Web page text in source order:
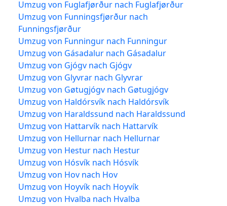
Umzug von Fuglafjørður nach Fuglafjørður
Umzug von Funningsfjørður nach
Funningsfjørður
Umzug von Funningur nach Funningur
Umzug von Gásadalur nach Gásadalur
Umzug von Gjógv nach Gjógv
Umzug von Glyvrar nach Glyvrar
Umzug von Gøtugjógv nach Gøtugjógv
Umzug von Haldórsvík nach Haldórsvík
Umzug von Haraldssund nach Haraldssund
Umzug von Hattarvík nach Hattarvík
Umzug von Hellurnar nach Hellurnar
Umzug von Hestur nach Hestur
Umzug von Hósvík nach Hósvík
Umzug von Hov nach Hov
Umzug von Hoyvík nach Hoyvík
Umzug von Hvalba nach Hvalba